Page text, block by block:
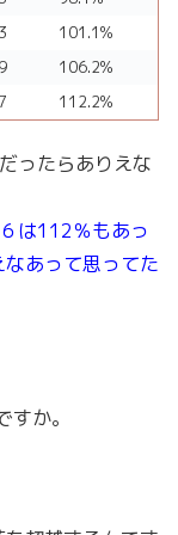
101.1%
106.2%
112.2%
ったらありえな
は112％もあっ
あって思ってた
か。